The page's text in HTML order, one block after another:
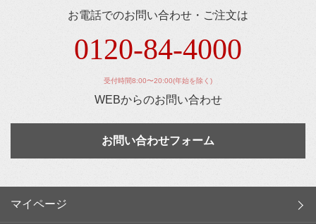
お電話でのお問い合わせ・ご注文は
0120-84-4000
受付時間8:00〜20:00(年始を除く)
WEBからのお問い合わせ
お問い合わせフォーム
マイページ